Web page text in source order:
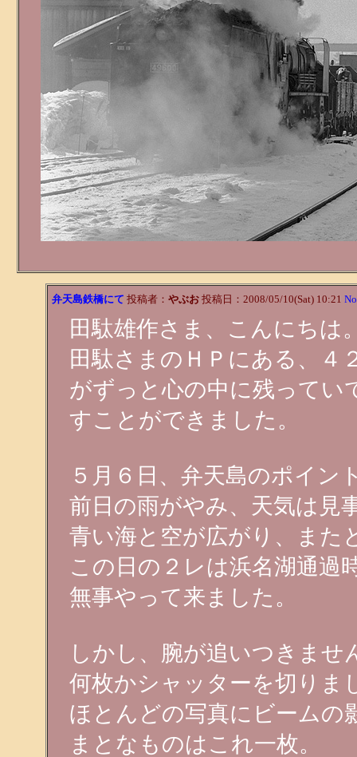
弁天島鉄橋にて 投稿者： やぶお投稿日：2008/05/10(Sat) 10:21
田駄雄作さま、こんにちは
田駄さまのＨＰにある、４
がずっと心の中に残ってい
すことができました。
５月６日、弁天島のポイン
前日の雨がやみ、天気は見
青い海と空が広がり、また
この日の２レは浜名湖通過
無事やって来ました。
しかし、腕が追いつきませ
何枚かシャッターを切りま
ほとんどの写真にビームの
まとなものはこれ一枚。